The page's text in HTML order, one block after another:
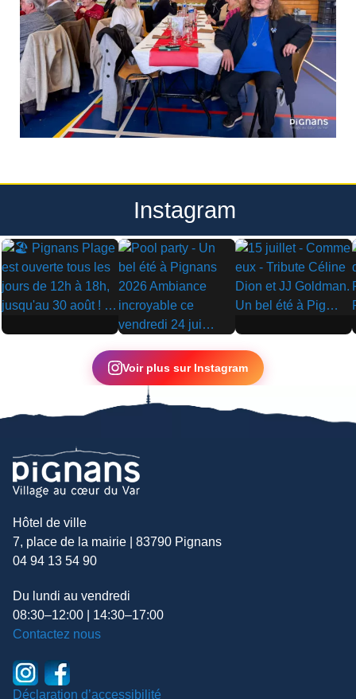
Instagram
▶
▶
▶
Voir plus sur Instagram
Hôtel de ville
7, place de la mairie | 83790 Pignans
04 94 13 54 90
Du lundi au vendredi
08:30–12:00 | 14:30–17:00
Contactez nous
Déclaration d’accessibilité